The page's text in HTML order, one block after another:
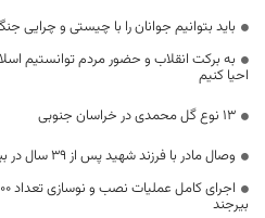
باید بتوانیم جوانان را با چیستی و چرایی
به برکت انقلاب و حضور مردم توانستیم
احیا کنیم
۱۳ نوع گل محمدی در خراسان جنوبی
وصال مادر با فرزند شهید پس از ۳۹ سال در بیرجند
بیرجند